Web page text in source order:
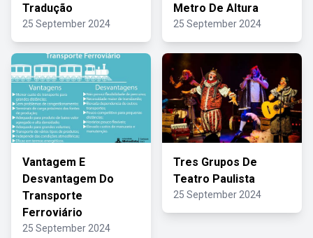
Tradução
25 September 2024
Metro De Altura
25 September 2024
Vantagem E
Desvantagem Do
Transporte
Ferroviário
25 September 2024
Tres Grupos De
Teatro Paulista
25 September 2024